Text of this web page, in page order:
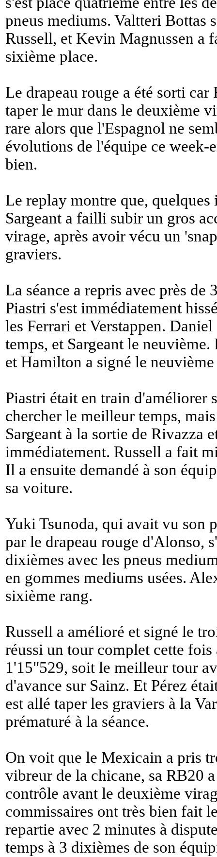
pneus mediums. Valtteri Bottas
Russell, et Kevin Magnussen a
sixième place.
Le drapeau rouge a été sorti
taper le mur dans le deuxième
rare alors que l'Espagnol ne
évolutions de l'équipe ce week-
bien.
Le replay montre que,
Sargeant a failli subir un gros
virage, après avoir vécu un
graviers.
La séance a repris avec près de
Piastri s'est immédiatement
les Ferrari et Verstappen.
temps, et Sargeant le
et Hamilton a signé le
Piastri était en train d'améliorer
chercher le meilleur temps,
Sargeant à la sortie de Rivazza
immédiatement. Russell a fait
Il a ensuite demandé à son
sa voiture.
Yuki Tsunoda, qui avait vu son
par le drapeau rouge d'Alonso,
dixièmes avec les pneus
en gommes mediums usées.
sixième rang.
Russell a amélioré et signé le
réussi un tour complet cette
1'15"529, soit le meilleur tour
d'avance sur Sainz. Et Pérez
est allé taper les graviers à la
prématuré à la séance.
On voit que le Mexicain a pris
vibreur de la chicane, sa RB20
contrôle avant le deuxième
commissaires ont très bien fait
repartie avec 2 minutes à
temps à 3 dixièmes de son